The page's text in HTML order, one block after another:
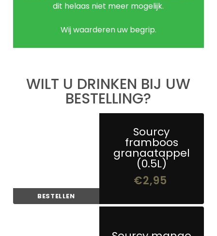
dit helaas niet meer mogelijk.
Wij waarderen uw begrip.
WILT U DRINKEN BIJ UW
BESTELLING?
BESTELLEN
Sourcy
framboos
granaatappel
(0.5L)
€2,95